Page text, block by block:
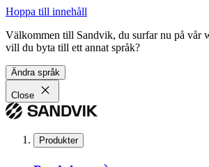
Hoppa till innehåll
Välkommen till Sandvik, du surfar nu på vår
vill du byta till ett annat språk?
Ändra språk
Close
Produkter